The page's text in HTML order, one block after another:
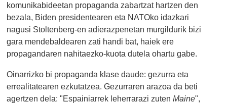
komunikabideetan propaganda zabartzat hartzen den
bezala, Biden presidentearen eta NATOko idazkari
nagusi Stoltenberg-en adierazpenetan murgildurik bizi
gara mendebaldearen zati handi bat, haiek ere
propagandaren nahitaezko-kuota dutela ohartu gabe.
Oinarrizko bi propaganda klase daude: gezurra eta
errealitatearen ezkutatzea. Gezurraren arazoa da beti
agertzen dela: "Espainiarrek leherrarazi zuten Maine",